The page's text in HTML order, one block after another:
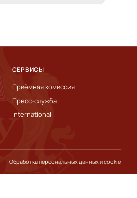
СЕРВИСЫ
Приёмная комиссия
Пресс-служба
International
Обработка персональных данных и cookie